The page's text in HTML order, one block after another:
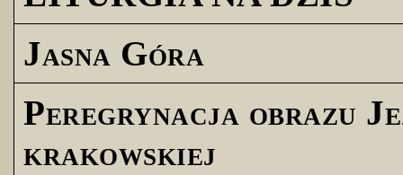
Jasna Góra
Peregrynacja obrazu
krakowskiej